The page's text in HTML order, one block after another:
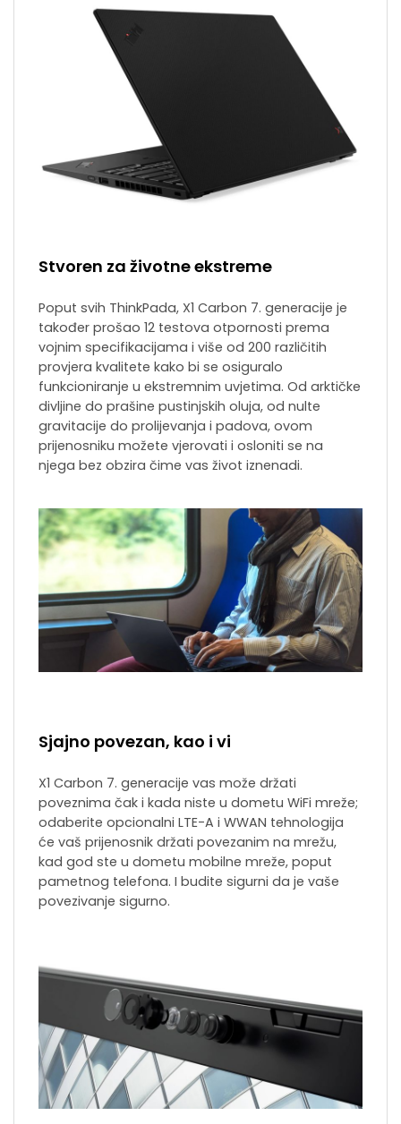
Stvoren za životne ekstreme
Poput svih ThinkPada, X1 Carbon 7. generacije je
također prošao 12 testova otpornosti prema
vojnim specifikacijama i više od 200 različitih
provjera kvalitete kako bi se osiguralo
funkcioniranje u ekstremnim uvjetima. Od arktičke
divljine do prašine pustinjskih oluja, od nulte
gravitacije do prolijevanja i padova, ovom
prijenosniku možete vjerovati i osloniti se na
njega bez obzira čime vas život iznenadi.
Sjajno povezan, kao i vi
X1 Carbon 7. generacije vas može držati
poveznima čak i kada niste u dometu WiFi mreže;
odaberite opcionalni LTE-A i WWAN tehnologija
će vaš prijenosnik držati povezanim na mrežu,
kad god ste u dometu mobilne mreže, poput
pametnog telefona. I budite sigurni da je vaše
povezivanje sigurno.